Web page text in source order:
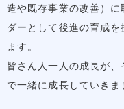
造や既存事業の改善）
ダーとして後進の育成
ます。
皆さん人一人の成長が
で一緒に成長していきま